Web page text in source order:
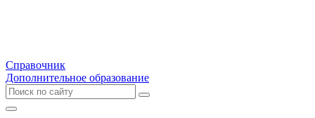
Справочник
Дополнительное образование